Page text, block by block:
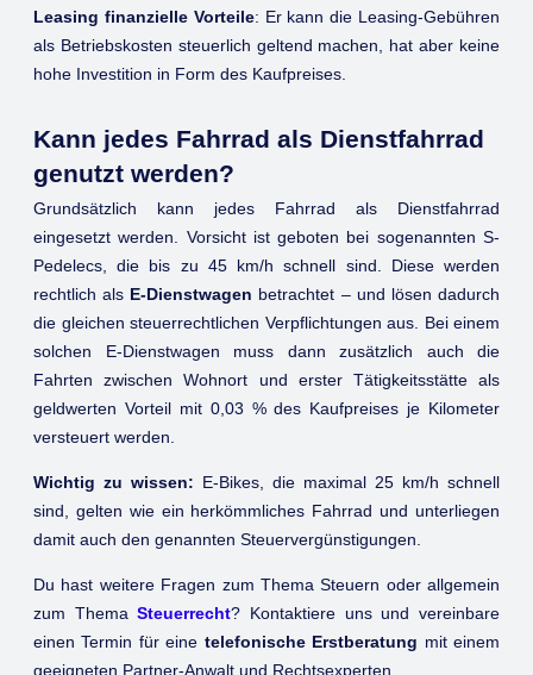
Leasing finanzielle Vorteile: Er kann die Leasing-Gebühren
als Betriebskosten steuerlich geltend machen, hat aber keine
hohe Investition in Form des Kaufpreises.
Kann jedes Fahrrad als Dienstfahrrad
genutzt werden?
Grundsätzlich kann jedes Fahrrad als Dienstfahrrad
eingesetzt werden. Vorsicht ist geboten bei sogenannten S-
Pedelecs, die bis zu 45 km/h schnell sind. Diese werden
rechtlich als E-Dienstwagen betrachtet – und lösen dadurch
die gleichen steuerrechtlichen Verpflichtungen aus. Bei einem
solchen E-Dienstwagen muss dann zusätzlich auch die
Fahrten zwischen Wohnort und erster Tätigkeitsstätte als
geldwerten Vorteil mit 0,03 % des Kaufpreises je Kilometer
versteuert werden.
Wichtig zu wissen: E-Bikes, die maximal 25 km/h schnell
sind, gelten wie ein herkömmliches Fahrrad und unterliegen
damit auch den genannten Steuervergünstigungen.
Du hast weitere Fragen zum Thema Steuern oder allgemein
zum ThemaSteuerrecht? Kontaktiere uns und vereinbare
einen Termin für eine telefonische Erstberatung mit einem
geeigneten Partner-Anwalt und Rechtsexperten.